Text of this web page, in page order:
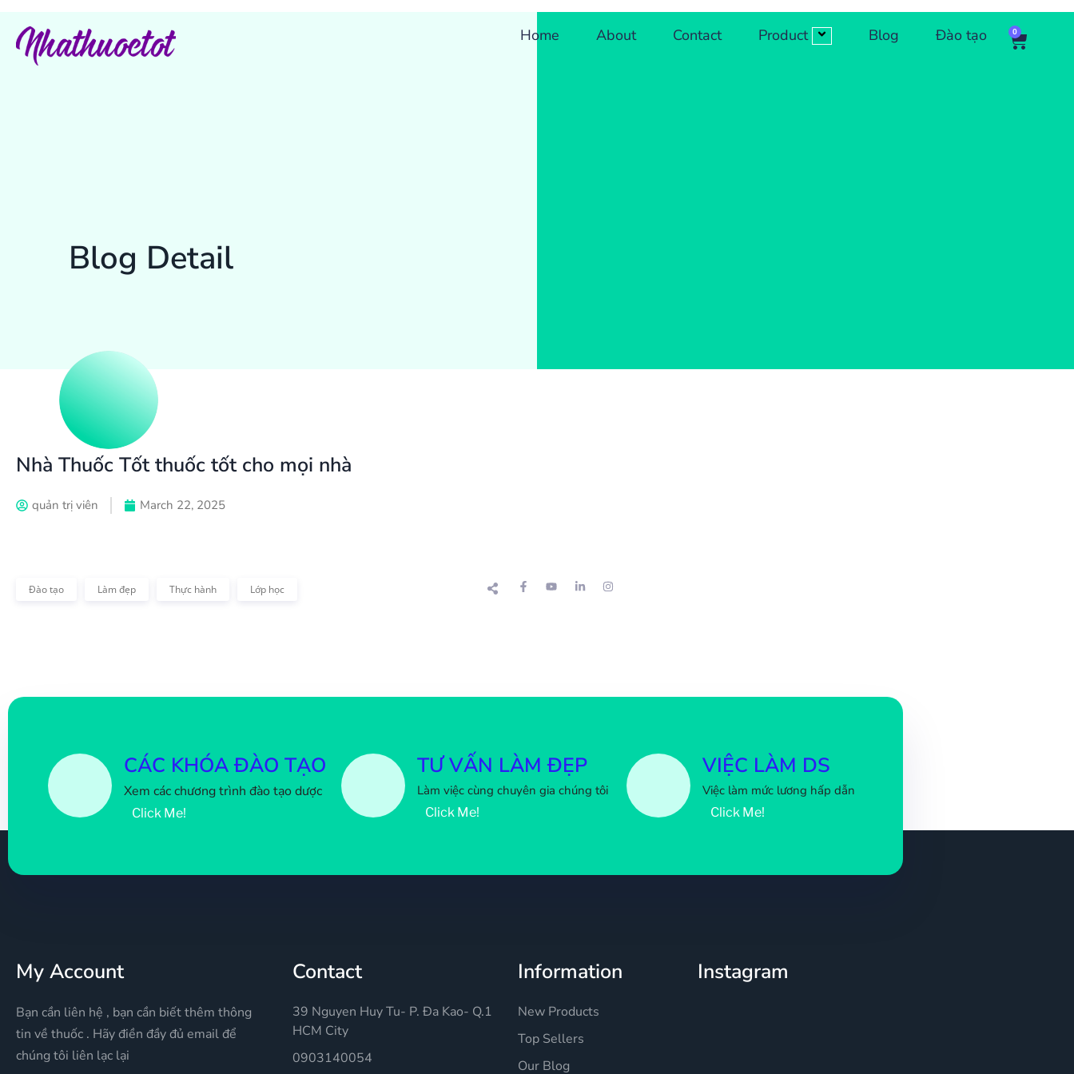
Home About Contact Product Blog Đào tạo 0
Blog Detail
Nhà Thuốc Tốt thuốc tốt cho mọi nhà
quản trị viên March 22, 2025
Đào tạo Làm đẹp Thực hành Lớp học
CÁC KHÓA ĐÀO TẠO
Xem các chương trình đào tạo dược
Click Me!
TƯ VẤN LÀM ĐẸP
Làm việc cùng chuyên gia chúng tôi
Click Me!
VIỆC LÀM DS
Việc làm mức lương hấp dẫn
Click Me!
My Account
Bạn cần liên hệ , bạn cần biết thêm thông
tin về thuốc . Hãy điền đầy đủ email để
chúng tôi liên lạc lại
Contact
39 Nguyen Huy Tu- P. Đa Kao- Q.1
HCM City
0903140054
Information
New Products
Top Sellers
Our Blog
Instagram